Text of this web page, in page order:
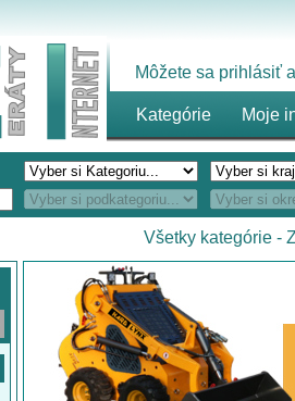
Môžete sa prihlásiť
Kategórie Moje
Všetky kategórie -